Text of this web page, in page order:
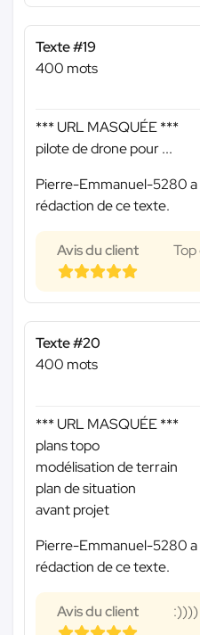
Texte #19
400 mots
*** URL MASQUÉE ***
pilote de drone pour ...
Pierre-Emmanuel-5280 a
rédaction de ce texte.
Avis du client
Texte #20
400 mots
*** URL MASQUÉE ***
plans topo
modélisation de terrain
plan de situation
avant projet
Pierre-Emmanuel-5280 a
rédaction de ce texte.
Avis du client :))))